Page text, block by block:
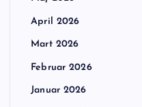
April 2026
Mart 2026
Februar 2026
Januar 2026